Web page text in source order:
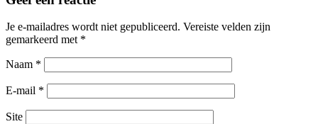
Je e-mailadres wordt niet gepubliceerd. Vereiste velden zijn
gemarkeerd met *
Naam *
E-mail *
Site